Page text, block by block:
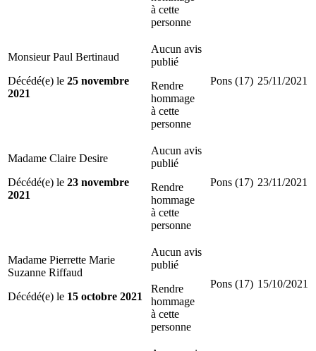
à cette
personne
Monsieur Paul Bertinaud
Décédé(e) le 25 novembre
2021
Aucun avis
publié
Rendre
hommage
à cette
personne
Pons (17) 25/11/2021
Madame Claire Desire
Décédé(e) le 23 novembre
2021
Aucun avis
publié
Rendre
hommage
à cette
personne
Pons (17) 23/11/2021
Madame Pierrette Marie
Suzanne Riffaud
Décédé(e) le 15 octobre 2021
Aucun avis
publié
Rendre
hommage
à cette
personne
Pons (17) 15/10/2021